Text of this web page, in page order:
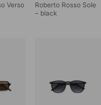
Verso
Roberto Rosso Sole
– black